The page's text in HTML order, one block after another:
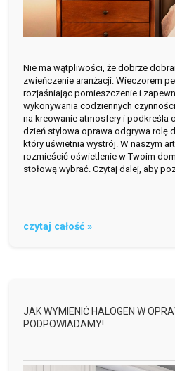
Nie ma wątpliwości, że dobrze
zwieńczenie aranżacji. Wieczorem
rozjaśniając pomieszczenie i
wykonywania codziennych
na kreowanie atmosfery i podkreśla
dzień stylowa oprawa odgrywa rolę
który uświetnia wystrój. W naszym
rozmieścić oświetlenie w Twoim
stołową wybrać. Czytaj dalej, aby
czytaj całość »
JAK WYMIENIĆ HALOGEN W
PODPOWIADAMY!